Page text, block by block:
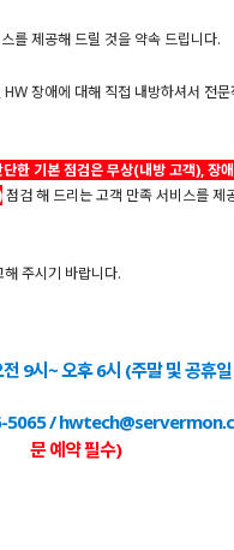
를 제공해 드릴 것을 약속 드립니다.
장애에 대해 직접 내방하셔서 전
단한 기본 점검은 무상(내방 고객), 장
점검 해 드리는 고객 만족 서비스를 제
주시기 바랍니다.
9시~ 오후 6시 (주말 및 공휴
5065 /
문 예약 필수)